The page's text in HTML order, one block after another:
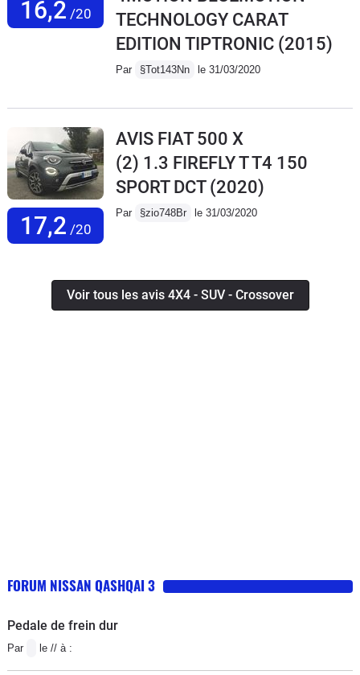
16,2 /20
TECHNOLOGY CARAT
EDITION TIPTRONIC (2015)
Par §Tot143Nn le 31/03/2020
17,2 /20
AVIS FIAT 500 X
(2) 1.3 FIREFLY T T4 150
SPORT DCT(2020)
Par §zio748Br le 31/03/2020
Voir tous les avis 4X4 - SUV - Crossover
FORUM NISSAN QASHQAI 3
Pedale de frein dur
Par le // à :